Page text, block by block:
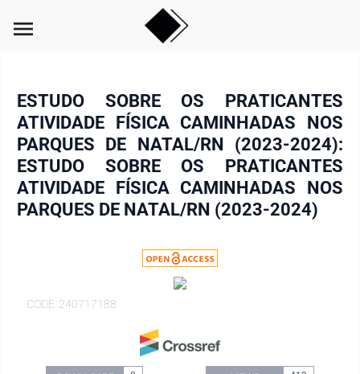
menu
ESTUDO SOBRE OS PRATICANTES
ATIVIDADE FÍSICA CAMINHADAS NOS
PARQUES DE NATAL/RN (2023-2024):
ESTUDO SOBRE OS PRATICANTES
ATIVIDADE FÍSICA CAMINHADAS NOS
PARQUES DE NATAL/RN (2023-2024)
CODE: 240717188